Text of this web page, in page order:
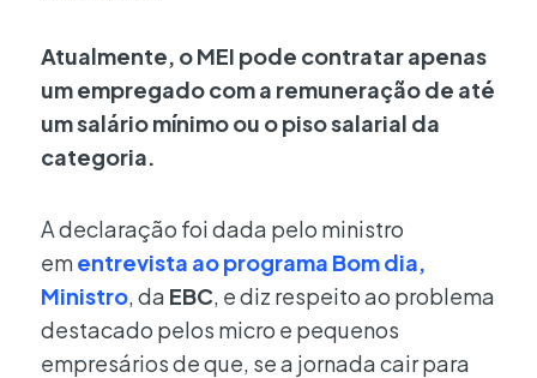
Atualmente, o MEI pode contratar apenas
um empregado com a remuneração de até
um salário mínimo ou o piso salarial da
categoria.
A declaração foi dada pelo ministro
ementrevista ao programa Bom dia,
Ministro, da EBC, e diz respeito ao problema
destacado pelos micro e pequenos
empresários de que, se a jornada cair para